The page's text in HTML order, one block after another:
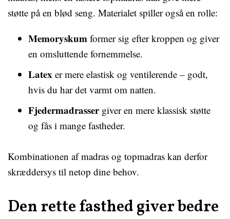
støtte på en blød seng. Materialet spiller også en rolle:
Memoryskum former sig efter kroppen og giver
en omsluttende fornemmelse.
Latex er mere elastisk og ventilerende – godt,
hvis du har det varmt om natten.
Fjedermadrassergiver en mere klassisk støtte
og fås i mange fastheder.
Kombinationen af madras og topmadras kan derfor
skræddersys til netop dine behov.
Den rette fasthed giver bedre